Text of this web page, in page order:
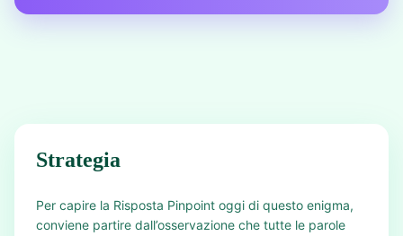
Strategia
Per capire la Risposta Pinpoint oggi di questo enigma,
conviene partire dall’osservazione che tutte le parole